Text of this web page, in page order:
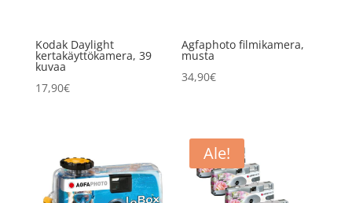
Kodak Daylight
kertakäyttökamera, 39
kuvaa
17,90€
Agfaphoto filmikamera,
musta
34,90€
Ale!